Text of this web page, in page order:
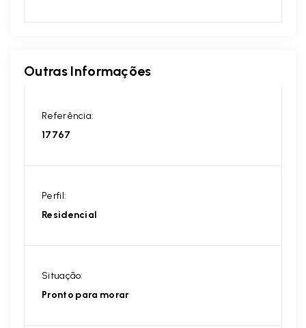
Outras Informações
Referência:
17767
Perfil:
Residencial
Situação:
Pronto para morar